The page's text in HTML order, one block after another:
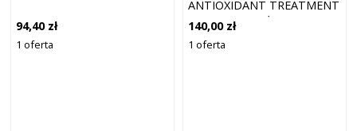
94,40 zł
1 oferta
ANTIOXIDANT TREATMENT
SERUM NAWILŻAJĄCE 30 ML
140,00 zł
1 oferta